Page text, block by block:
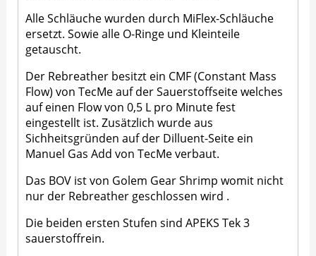
Alle Schläuche wurden durch MiFlex-Schläuche
ersetzt. Sowie alle O-Ringe und Kleinteile
getauscht.
Der Rebreather besitzt ein CMF (Constant Mass
Flow) von TecMe auf der Sauerstoffseite welches
auf einen Flow von 0,5 L pro Minute fest
eingestellt ist. Zusätzlich wurde aus
Sichheitsgründen auf der Dilluent-Seite ein
Manuel Gas Add von TecMe verbaut.
Das BOV ist von Golem Gear Shrimp womit nicht
nur der Rebreather geschlossen wird .
Die beiden ersten Stufen sind APEKS Tek 3
sauerstoffrein.